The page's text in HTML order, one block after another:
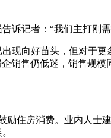
记者：“我们主打刚需
向好苗头，但对于更
销售仍低迷，销售规
住房消费。业内人士建